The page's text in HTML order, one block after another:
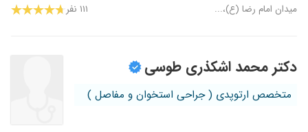
میدان امام رضا (ع)،... ۱۱۱ نفر
دکتر محمد اشکذری طوسی
متخصص ارتوپدی ( جراحی استخوان و مفاصل )